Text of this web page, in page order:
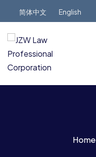
简体中文 English
Home